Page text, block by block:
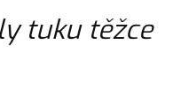
tuku těžce